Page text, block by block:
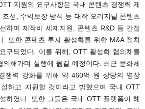
지원의 요구사항은 국내 콘텐츠 경쟁력 제
성, 수익보장 방식 등 대작 오리지널 콘텐츠
하며 제작비 세제지원, 콘텐츠 R&D 등 간접
. 또한 콘텐츠 투자 활성화를 위한 M&A 절차
구되었다. 이를 위해, OTT 활성화 협의체를
의해가며 실행에 옮길 예정이다. 최근 문화체
쟁력 강화를 위해 약 460억 원 상당의 영상
하고 지원할 것이라고 밝혔으며 국내 OTT
하였다. 또한 그들은 국내 OTT 플랫폼이 해